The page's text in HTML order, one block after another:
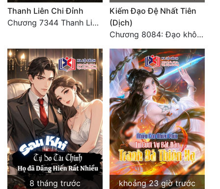
Thanh Liên Chi Đỉnh
Chương 7344 Thanh Liên đỉnh (Đại kết cục) (2) HẾT.
Kiếm Đạo Đệ Nhất Tiên
(Dịch)
Chương 8084: Đạo không bờ bến (Đại kết cục) (10)
8 tháng trước
khoảng 23 giờ trước